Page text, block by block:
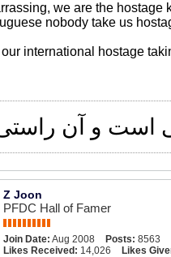
we are the hostage
nobody take us
international hostage
است و آن
Z Joon
PFDC Hall of Famer
Join Date: Aug 2008 Posts: 8563
Likes Received: 14,026 Likes